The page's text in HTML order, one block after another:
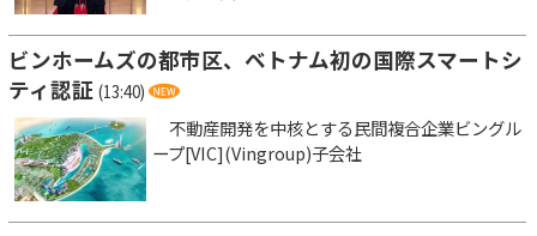
ビンホームズの都市区、ベトナム初の国際スマートシ
ティ認証 (13:40)
不動産開発を中核とする民間複合企業ビングル
ープ[VIC](Vingroup)子会社